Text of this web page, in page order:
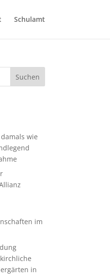
Schulamt
Suchen
wie
im
in